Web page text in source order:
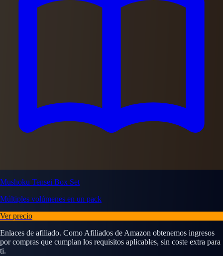
Mushoku Tensei Box Set
Múltiples volúmenes en un pack
Ver precio
Enlaces de afiliado. Como Afiliados de Amazon obtenemos ingresos
por compras que cumplan los requisitos aplicables, sin coste extra para
ti.